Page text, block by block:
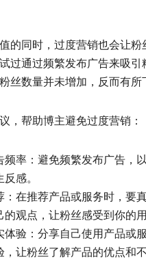
的同时，过度营销也会让粉
过通过频繁发布广告来吸引
丝数量并未增加，反而有所
，帮助博主避免过度营销：
频率：避免频繁发布广告，
感。
：在推荐产品或服务时，要
的观点，让粉丝感受到你的用
体验：分享自己使用产品或
，让粉丝了解产品的优点和不